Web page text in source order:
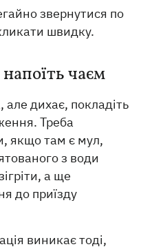
звернутися по
швидку.
чаєм
дихає, покладіть
Треба
якщо там є мул,
з води
а ще
до приїзду
виникає тоді,